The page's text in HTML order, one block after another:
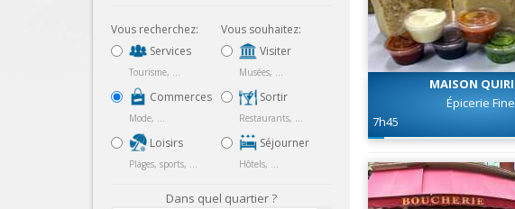
Vous recherchez:
Services
Tourisme, ...
Commerces
Mode, ...
Loisirs
Plages, sports, ...
Vous souhaitez:
Visiter
Musées, ...
Sortir
Restaurants, ...
Séjourner
Hôtels, ...
Dans quel quartier ?
MAISON
Épicerie Fine
7h45